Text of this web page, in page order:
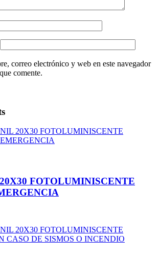
correo electrónico y web en este navegador
comente.
FOTOLUMINISCENTE